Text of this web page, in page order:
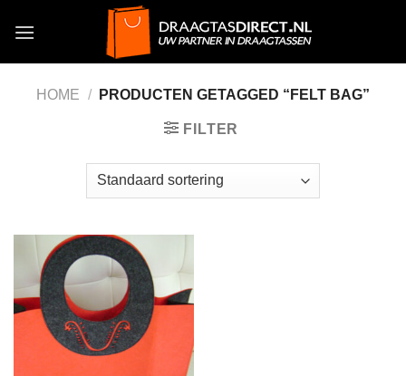
HOME / PRODUCTEN GETAGGED “FELT BAG”
FILTER